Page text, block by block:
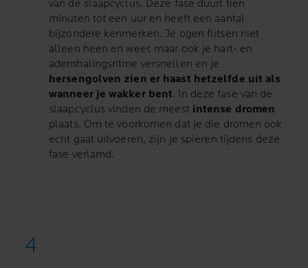
van de slaapcyclus. Deze fase duurt tien
minuten tot een uur en heeft een aantal
bijzondere kenmerken. Je ogen flitsen niet
alleen heen en weer, maar ook je hart- en
ademhalingsritme versnellen en je
hersengolven zien er haast hetzelfde uit als
wanneer je wakker bent. In deze fase van de
slaapcyclus vinden de meest intense dromen
plaats. Om te voorkomen dat je die dromen ook
echt gaat uitvoeren, zijn je spieren tijdens deze
fase verlamd.